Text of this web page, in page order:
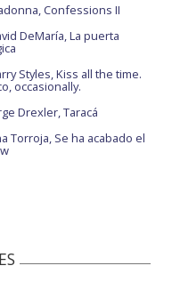
Confessions II
DeMaría, La puerta
Styles, Kiss all the time.
occasionally.
Drexler, Taracá
Torroja, Se ha acabado el